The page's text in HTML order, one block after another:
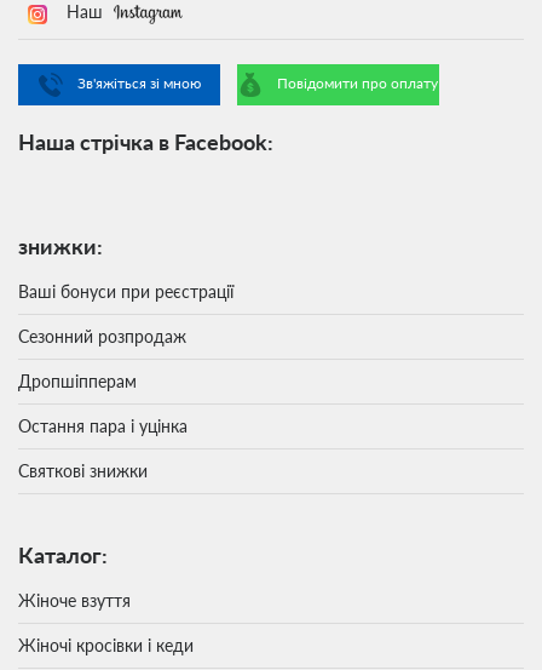
Наш
Зв'яжіться зі мною Повідомити про оплату
Наша стрічка в Facebook:
знижки:
Ваші бонуси при реєстрації
Сезонний розпродаж
Дропшіпперам
Остання пара і уцінка
Святкові знижки
Каталог:
Жіноче взуття
Жіночі кросівки і кеди